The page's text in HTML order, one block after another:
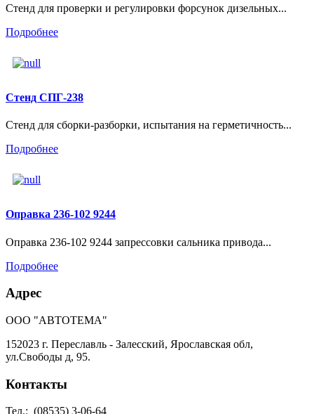
Стенд для проверки и регулировки форсунок дизельных...
Подробнее
Стенд СПГ-238
Стенд для сборки-разборки, испытания на герметичность...
Подробнее
Оправка 236-102 9244
Оправка 236-102 9244 запрессовки сальника привода...
Подробнее
Адрес
ООО "АВТОТЕМА"
152023 г. Переславль - Залесский, Ярославская обл,
ул.Свободы д, 95.
Контакты
Тел.: (08535) 3-06-64